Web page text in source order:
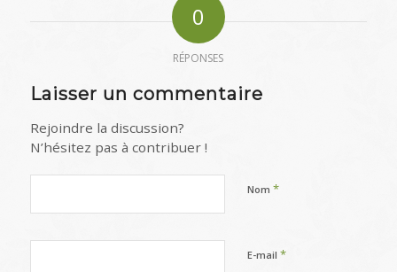
0
RÉPONSES
Laisser un commentaire
Rejoindre la discussion?
N’hésitez pas à contribuer !
Nom *
E-mail *